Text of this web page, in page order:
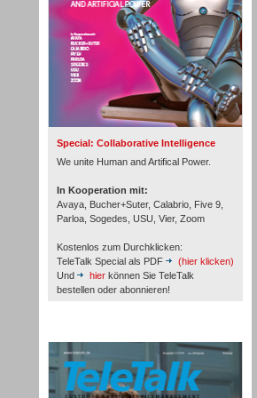
Special: Collaborative Intelligence
We unite Human and Artifical Power.
In Kooperation mit:
Avaya, Bucher+Suter, Calabrio, Five 9,
Parloa, Sogedes, USU, Vier, Zoom
Kostenlos zum Durchklicken:
TeleTalk Special als PDF
(hier klicken)
Und
hier können Sie TeleTalk
bestellen oder abonnieren!
Inbound